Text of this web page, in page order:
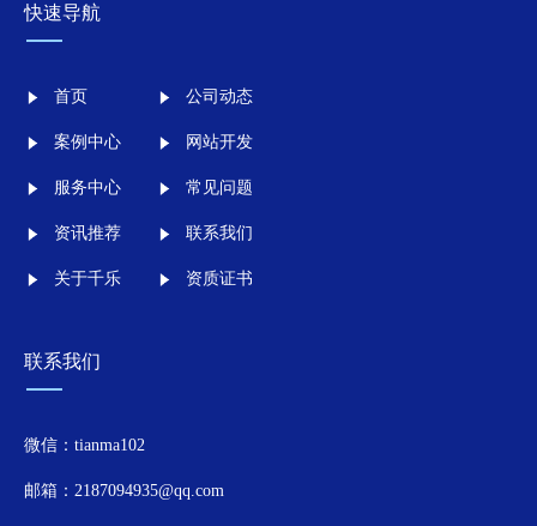
快速导航
首页
案例中心
服务中心
资讯推荐
关于千乐
公司动态
网站开发
常见问题
联系我们
资质证书
联系我们
微信：tianma102
邮箱：2187094935@qq.com